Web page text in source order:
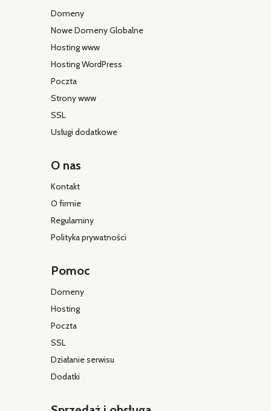
Domeny
Nowe Domeny Globalne
Hosting www
Hosting WordPress
Poczta
Strony www
SSL
Usługi dodatkowe
O nas
Kontakt
O firmie
Regulaminy
Polityka prywatności
Pomoc
Domeny
Hosting
Poczta
SSL
Działanie serwisu
Dodatki